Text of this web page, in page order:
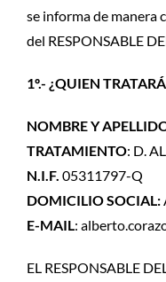
se informa de manera
del RESPONSABLE
1º.- ¿QUIEN
NOMBRE Y
TRATAMIENTO: D.
N.I.F. 05311797-Q
DOMICILIO SOCIAL:
E-MAIL :
EL RESPONSABLE